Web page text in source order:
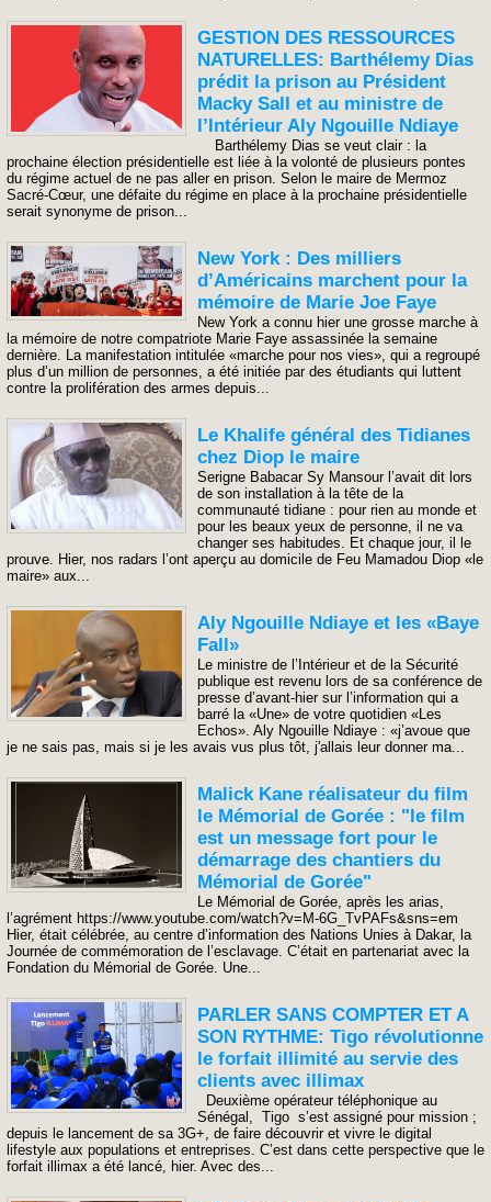
GESTION DES RESSOURCES
NATURELLES: Barthélemy Dias
prédit la prison au Président
Macky Sall et au ministre de
l’Intérieur Aly Ngouille Ndiaye
Barthélemy Dias se veut clair : la
prochaine élection présidentielle est liée à la volonté de plusieurs pontes
du régime actuel de ne pas aller en prison. Selon le maire de Mermoz
Sacré-Cœur, une défaite du régime en place à la prochaine présidentielle
serait synonyme de prison...
​New York : Des milliers
d’Américains marchent pour la
mémoire de Marie Joe Faye
New York a connu hier une grosse marche à
la mémoire de notre compatriote Marie Faye assassinée la semaine
dernière. La manifestation intitulée «marche pour nos vies», qui a regroupé
plus d’un million de personnes, a été initiée par des étudiants qui luttent
contre la prolifération des armes depuis...
Le Khalife général des Tidianes
chez Diop le maire
Serigne Babacar Sy Mansour l’avait dit lors
de son installation à la tête de la
communauté tidiane : pour rien au monde et
pour les beaux yeux de personne, il ne va
changer ses habitudes. Et chaque jour, il le
prouve. Hier, nos radars l’ont aperçu au domicile de Feu Mamadou Diop «le
maire» aux...
Aly Ngouille Ndiaye et les «Baye
Fall»
Le ministre de l’Intérieur et de la Sécurité
publique est revenu lors de sa conférence de
presse d’avant-hier sur l’information qui a
barré la «Une» de votre quotidien «Les
Echos». Aly Ngouille Ndiaye : «j’avoue que
je ne sais pas, mais si je les avais vus plus tôt, j'allais leur donner ma...
Malick Kane réalisateur du film
le Mémorial de Gorée : "le film
est un message fort pour le
démarrage des chantiers du
Mémorial de Gorée"
Le Mémorial de Gorée, après les arias,
l’agrément https://www.youtube.com/watch?v=M-6G_TvPAFs&sns=em
Hier, était célébrée, au centre d’information des Nations Unies à Dakar, la
Journée de commémoration de l’esclavage. C’était en partenariat avec la
Fondation du Mémorial de Gorée. Une...
PARLER SANS COMPTER ET A
SON RYTHME: Tigo révolutionne
le forfait illimité au servie des
clients avec illimax
Deuxième opérateur téléphonique au
Sénégal, Tigo s’est assigné pour mission ;
depuis le lancement de sa 3G+, de faire découvrir et vivre le digital
lifestyle aux populations et entreprises. C’est dans cette perspective que le
forfait illimax a été lancé, hier. Avec des...